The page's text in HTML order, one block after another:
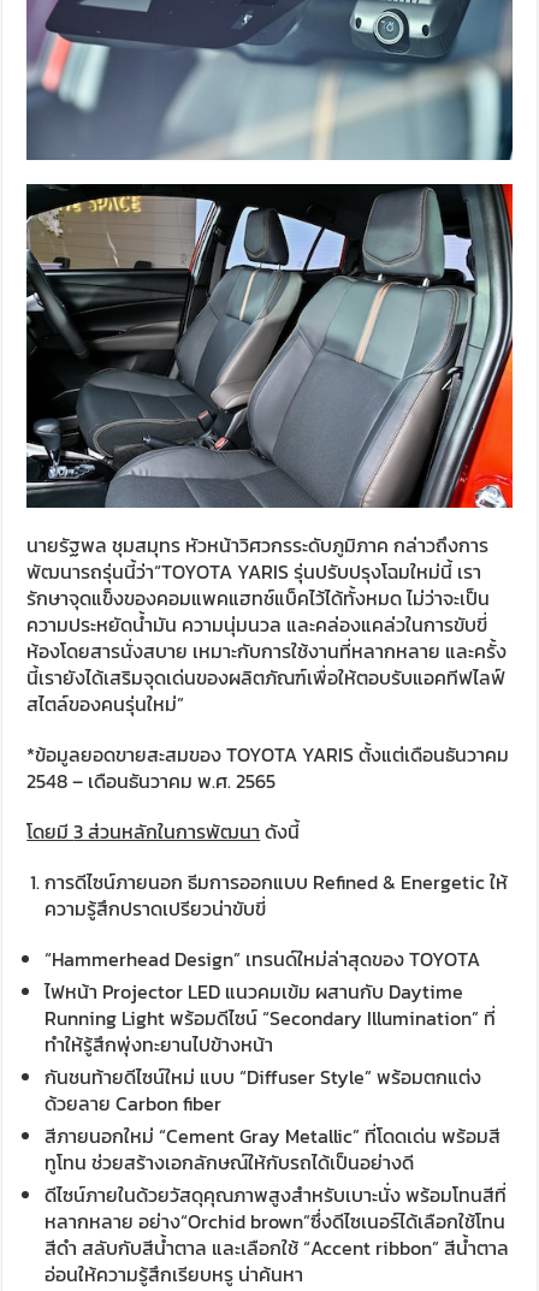
นายรัฐพล ชุมสมุทร หัวหน้าวิศวกรระดับภูมิภาค กล่าวถึงการ
พัฒนารถรุ่นนี้ว่า“TOYOTA YARIS รุ่นปรับปรุงโฉมใหม่นี้ เรา
รักษาจุดแข็งของคอมแพคแฮทช์แบ็คไว้ได้ทั้งหมด ไม่ว่าจะเป็น
ความประหยัดน้ำมัน ความนุ่มนวล และคล่องแคล่วในการขับขี่
ห้องโดยสารนั่งสบาย เหมาะกับการใช้งานที่หลากหลาย และครั้ง
นี้เรายังได้เสริมจุดเด่นของผลิตภัณฑ์เพื่อให้ตอบรับแอคทีฟไลฟ์
สไตล์ของคนรุ่นใหม่”
*ข้อมูลยอดขายสะสมของ TOYOTA YARIS ตั้งแต่เดือนธันวาคม
2548 – เดือนธันวาคม พ.ศ. 2565
โดยมี3 ส่วนหลักในการพัฒนา ดังนี้
การดีไซน์ภายนอก ธีมการออกแบบ Refined & Energetic ให้
ความรู้สึกปราดเปรียวน่าขับขี่
“Hammerhead Design” เทรนด์ใหม่ล่าสุดของ TOYOTA
ไฟหน้า Projector LED แนวคมเข้ม ผสานกับ Daytime
Running Light พร้อมดีไซน์ “Secondary Illumination” ที่
ทำให้รู้สึกพุ่งทะยานไปข้างหน้า
กันชนท้ายดีไซน์ใหม่ แบบ “Diffuser Style” พร้อมตกแต่ง
ด้วยลาย Carbon fiber
สีภายนอกใหม่ “Cement Gray Metallic” ที่โดดเด่น พร้อมสี
ทูโทน ช่วยสร้างเอกลักษณ์ให้กับรถได้เป็นอย่างดี
ดีไซน์ภายในด้วยวัสดุคุณภาพสูงสำหรับเบาะนั่ง พร้อมโทนสีที่
หลากหลาย อย่าง“Orchid brown”ซึ่งดีไซเนอร์ได้เลือกใช้โทน
สีดำ สลับกับสีน้ำตาล และเลือกใช้ “Accent ribbon” สีน้ำตาล
อ่อนให้ความรู้สึกเรียบหรู น่าค้นหา